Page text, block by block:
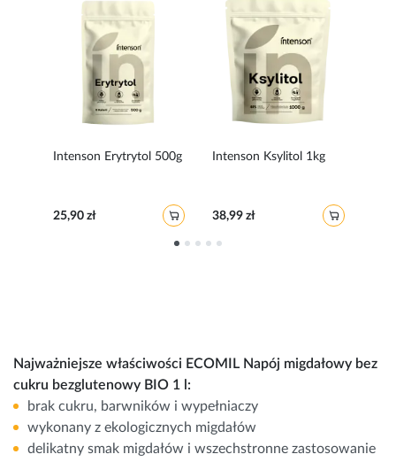
Intenson Erytrytol 500g
25,90 zł
Intenson Ksylitol 1kg
38,99 zł
Najważniejsze właściwości ECOMIL Napój migdałowy bez
cukru bezglutenowy BIO 1 l:
brak cukru, barwników i wypełniaczy
wykonany z ekologicznych migdałów
delikatny smak migdałów i wszechstronne zastosowanie